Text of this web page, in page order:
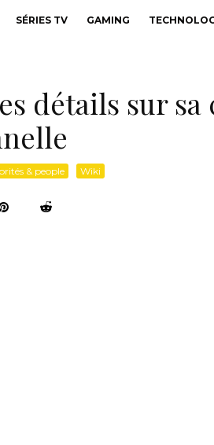
SÉRIES TV GAMING
détails sur
& people Wiki